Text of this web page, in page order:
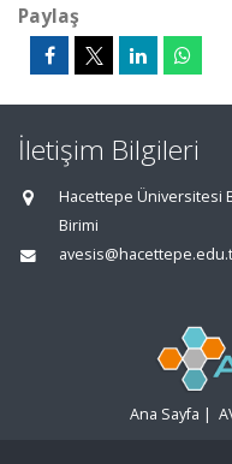
Paylaş
İletişim Bilgileri
Hacettepe Üniversitesi
Birimi
Ana Sayfa |